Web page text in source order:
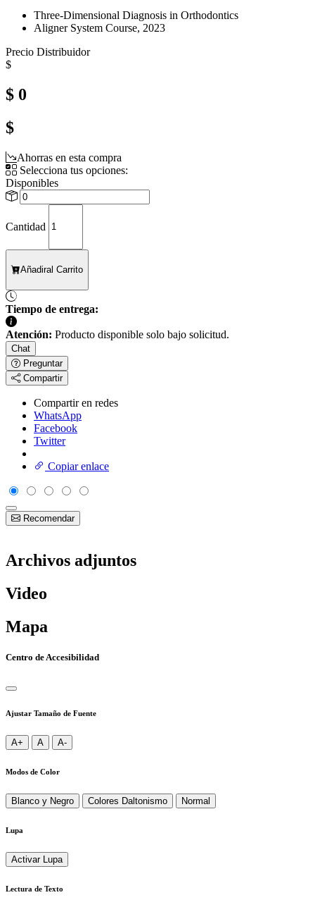
Three-Dimensional Diagnosis in Orthodontics
Aligner System Course, 2023
Precio Distribuidor
$
$ 0
$
Ahorras en esta compra
Selecciona tus opciones:
Disponibles
Cantidad
Añadiral Carrito
Tiempo de entrega:
Atención: Producto disponible solo bajo solicitud.
Chat
Preguntar
Compartir
Compartir en redes
WhatsApp
Facebook
Twitter
Copiar enlace
Recomendar
Archivos adjuntos
Video
Mapa
Centro de Accesibilidad
Ajustar Tamaño de Fuente
A+ A A-
Modos de Color
Blanco y Negro Colores Daltonismo Normal
Lupa
Activar Lupa
Lectura de Texto